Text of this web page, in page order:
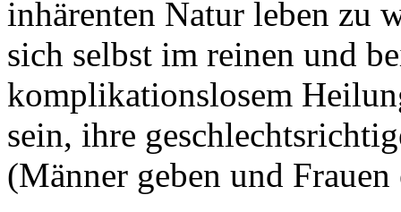
inhärenten Natur leben zu
sich selbst im reinen und
komplikationslosem
sein, ihre
(Männer geben und